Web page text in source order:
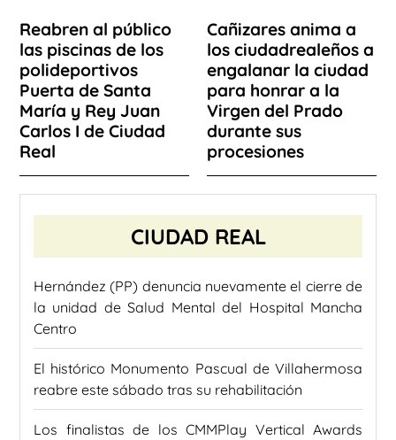
Reabren al público
las piscinas de los
polideportivos
Puerta de Santa
María y Rey Juan
Carlos I de Ciudad
Real
Cañizares anima a
los ciudadrealeños a
engalanar la ciudad
para honrar a la
Virgen del Prado
durante sus
procesiones
CIUDAD REAL
Hernández (PP) denuncia nuevamente el cierre de
la unidad de Salud Mental del Hospital Mancha
Centro
El histórico Monumento Pascual de Villahermosa
reabre este sábado tras su rehabilitación
Los finalistas de los CMMPlay Vertical Awards